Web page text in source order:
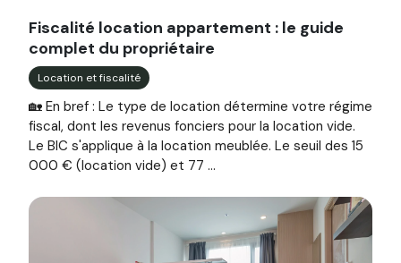
Image illustrant l'article "Fiscalité location appartement
Fiscalité location appartement : le guide
complet du propriétaire
Location et fiscalité
🏡 En bref : Le type de location détermine votre régime
fiscal, dont les revenus fonciers pour la location vide.
Le BIC s'applique à la location meublée. Le seuil des 15
000 € (location vide) et 77 ...